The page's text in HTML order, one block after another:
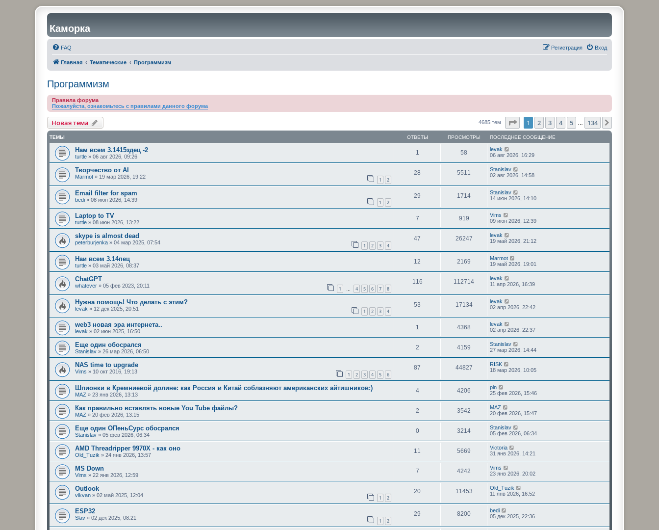
Каморка
FAQ Вход
Регистрация
Главная Тематические Программизм
Программизм
Правила форума
Пожалуйста, ознакомьтесь с правилами данного форума
Новая тема 4685 тем Страница1 из 134
1 2 3 4 5 134
ТЕМЫ ОТВЕТЫ ПРОСМОТРЫ ПОСЛЕДНЕЕ СООБЩЕНИЕ
Нам всем 3.1415здец -2
turtle » 06 авг 2026, 09:26
1 58
levak
06 авг 2026, 16:29
Творчество от AI
Marmot » 19 мар 2026, 19:22 1 2
28 5511
Stanislav
02 авг 2026, 14:58
Email filter for spam
bedi » 08 июн 2026, 14:39 1 2
29 1714
Stanislav
14 июн 2026, 14:10
Laptop to TV
turtle » 08 июн 2026, 13:22
7 919
Vims
09 июн 2026, 12:39
skype is almost dead
peterburjenka » 04 мар 2025, 07:54 1 2 3 4
47 26247
levak
19 май 2026, 21:12
Наи всем 3.14пец
turtle » 03 май 2026, 08:37
12 2169
Marmot
19 май 2026, 19:01
ChatGPT
whatever » 05 фев 2023, 20:11 1 … 4 5 6 7 8
116 112714
levak
11 апр 2026, 16:39
Нужна помощь! Что делать с этим?
levak » 12 дек 2025, 20:51 1 2 3 4
53 17134
levak
02 апр 2026, 22:42
web3 новая эра интернета..
levak » 02 июн 2025, 16:50
1 4368
levak
02 апр 2026, 22:37
Еще один обосрался
Stanislav » 26 мар 2026, 06:50
2 4159
Stanislav
27 мар 2026, 14:44
NAS time to upgrade
Vims » 10 окт 2016, 19:13 1 2 3 4 5 6
87 44827
RISK
18 мар 2026, 10:05
Шпионки в Кремниевой долине: как Россия и Китай соблазняют американских айтишников:)
MAZ » 23 янв 2026, 13:13
4 4206
pin
25 фев 2026, 15:46
Как правильно вставлять новые You Tube файлы?
MAZ » 20 фев 2026, 13:15
2 3542
MAZ
20 фев 2026, 15:47
Еще один ОПеньСурс обосрался
Stanislav » 05 фев 2026, 06:34
0 3214
Stanislav
05 фев 2026, 06:34
AMD Threadripper 9970X - как оно
Old_Tuzik » 24 янв 2026, 13:57
11 5669
Victoria
31 янв 2026, 14:21
MS Down
Vims » 22 янв 2026, 12:59
7 4242
Vims
23 янв 2026, 20:02
Outlook
vikvan » 02 май 2025, 12:04 1 2
20 11453
Old_Tuzik
11 янв 2026, 16:52
ESP32
Slav » 02 дек 2025, 08:21 1 2
29 8200
bedi
05 дек 2025, 22:36